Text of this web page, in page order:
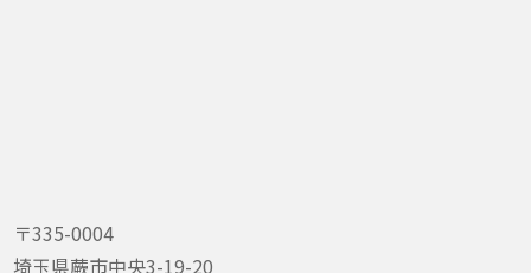
〒335-0004
埼玉県蕨市中央3-19-20